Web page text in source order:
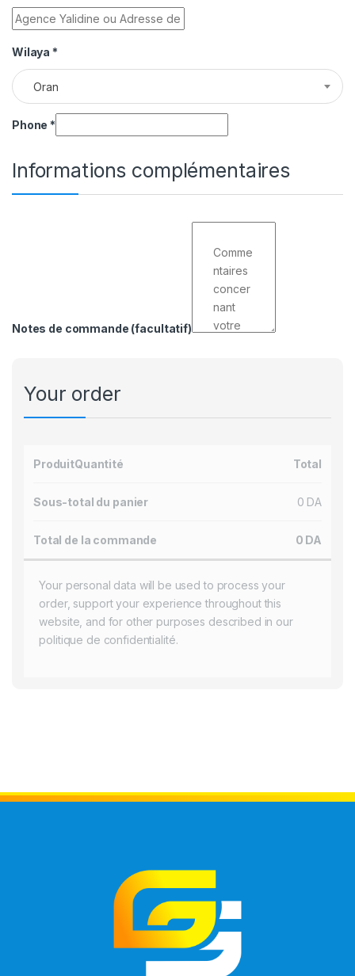
Wilaya *
Oran
Phone *
Informations complémentaires
Notes de commande (facultatif)
Your order
ProduitQuantité Total
Sous-total du panier 0 DA
Total de la commande 0 DA
Your personal data will be used to process your
order, support your experience throughout this
website, and for other purposes described in our
politique de confidentialité.